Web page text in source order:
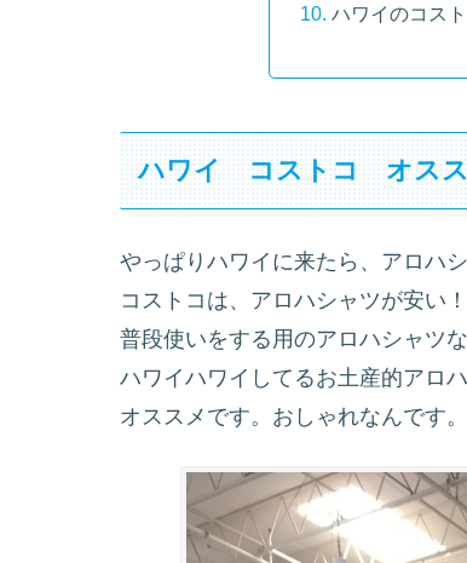
ハワイのコス
ハワイ コストコ オス
やっぱりハワイに来たら、アロハ
コストコは、アロハシャツが安い！
普段使いをする用のアロハシャツな
ハワイハワイしてるお土産的アロ
オススメです。おしゃれなんです。